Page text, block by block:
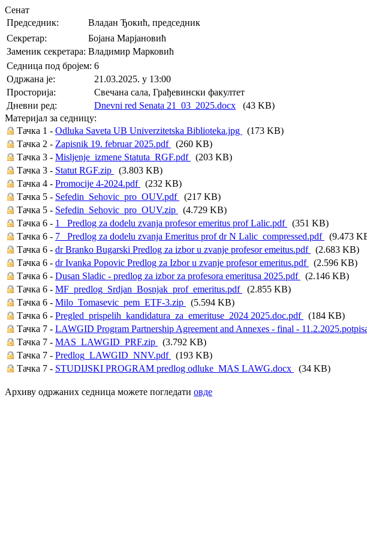
Сенат
Председник:
Владан Ђокић, председник
Секретар:
Бојана Марјановић
Заменик секретара: Владимир Марковић
Седница под бројем: 6
Oдржана je:
21.03.2025. у 13:00
Просторија:
Свечана сала, Грађевински факултет
Дневни ред:
Dnevni red Senata 21_03_2025.docx (43 KB)
Материјал за седницу:
Тачка 1 - Odluka Saveta UB Univerzitetska Biblioteka.jpg
(173 KB)
Тачка 2 - Zapisnik 19. februar 2025.pdf
(260 KB)
Тачка 3 - Misljenje_izmene Statuta_RGF.pdf
(203 KB)
Тачка 3 - Statut RGF.zip
(3.803 KB)
Тачка 4 - Promocije 4-2024.pdf
(232 KB)
Тачка 5 - Sefedin_Sehovic_pro_OUV.pdf
(217 KB)
Тачка 5 - Sefedin_Sehovic_pro_OUV.zip
(4.729 KB)
Тачка 6 - 1_ Predlog za dodelu zvanja profesor emeritus prof Lalic.pdf
(351 KB)
Тачка 6 - 7_ Predlog za dodelu zvanja Emeritus prof dr N Lalic_compressed.pdf
(9.473
Тачка 6 - dr Branko Bugarski Predlog za izbor u zvanje profesor emeitus.pdf
(2.683 KB)
Тачка 6 - dr Ivanka Popovic Predlog za Izbor u zvanje profesor emeritus.pdf
(2.596 KB)
Тачка 6 - Dusan Sladic - predlog za izbor za profesora emeritusa 2025.pdf
(2.146 KB)
Тачка 6 - MF_predlog_Srdjan_Bosnjak_prof_emeritus.pdf
(2.855 KB)
Тачка 6 - Milo_Tomasevic_pem_ETF-3.zip
(5.594 KB)
Тачка 6 - Pregled_prispelih_kandidatura_za_emerituse_2024 2025.doc.pdf
(184 KB)
Тачка 7 - LAWGID Program Partnership Agreement and Annexes - final -
Тачка 7 - MAS_LAWGID_PRF.zip
(3.792 KB)
Тачка 7 - Predlog_LAWGID_NNV.pdf
(193 KB)
Тачка 7 - STUDIJSKI PROGRAM predlog odluke_MAS LAWG.docx (34 KB)
Архиву одржаних седница можете погледати овде